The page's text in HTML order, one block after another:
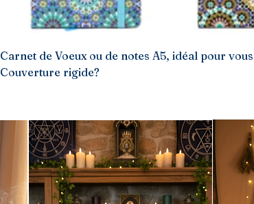
Carnet de Voeux ou de notes A5, idéal pour
Couverture rigide?